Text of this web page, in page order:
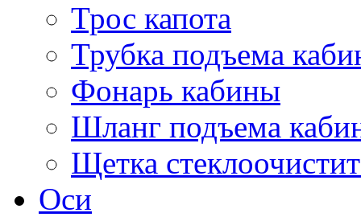
Трос капота
Трубка подъема
Фонарь кабины
Шланг подъема
Щетка
Оси